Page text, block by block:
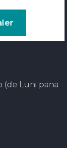
(de Luni pana